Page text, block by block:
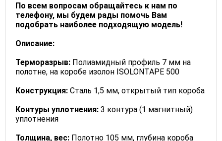
По всем вопросам обращайтесь к нам по
телефону, мы будем рады помочь Вам
подобрать наиболее подходящую модель!
Описание:
Терморазрыв: Полиамидный профиль 7 мм на
полотне, на коробе изолон ISOLONTAPE 500
Конструкция: Сталь 1,5 мм, открытый тип короба
Контуры уплотнения: 3 контура (1 магнитный)
уплотнения
Толщина, вес: Полотно 105 мм, глубина короба